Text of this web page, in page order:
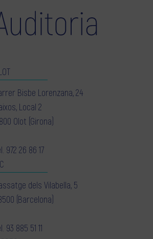
Bisbe Lorenzana, 24
Local 2
Olot (Girona)
972 26 86 17
dels Vilabella, 5
(Barcelona)
93 885 51 11